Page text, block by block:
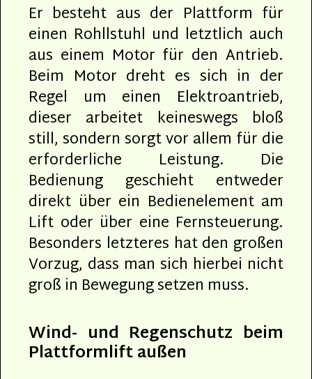
Er besteht aus der Plattform für
einen Rohllstuhl und letztlich auch
aus einem Motor für den Antrieb.
Beim Motor dreht es sich in der
Regel um einen Elektroantrieb,
dieser arbeitet keineswegs bloß
still, sondern sorgt vor allem für die
erforderliche Leistung. Die
Bedienung geschieht entweder
direkt über ein Bedienelement am
Lift oder über eine Fernsteuerung.
Besonders letzteres hat den großen
Vorzug, dass man sich hierbei nicht
groß in Bewegung setzen muss.
Wind- und Regenschutz beim
Plattformlift außen